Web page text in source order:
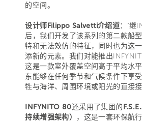
的空间。
设计师Filippo Salvetti介绍道：“继
后，我们开发了该系列的第二款船
特和无法效仿的特征，同时也为这
添新的元素。我们对能推出
这是一款室外覆盖空间高于平均水
东能够在任何季节和气候条件下享
牲与海洋、周围环境或阳光的直接
INFYNITO 80还采用了集团的
持续增强架构）
，这是一套环保航